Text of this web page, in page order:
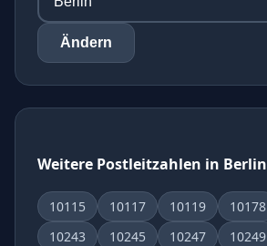
Ändern
Weitere Postleitzahlen in Berlin
10115 10117 10119 10178
10243
10245 10247 10249